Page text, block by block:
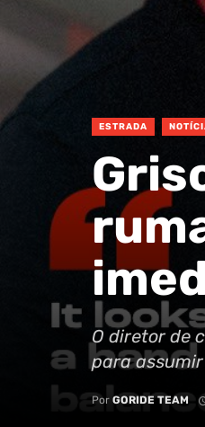
ESTRADA
O diretor de
para
Por GORIDE TEAM